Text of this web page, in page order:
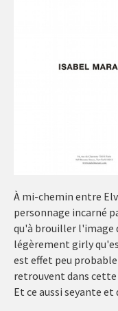
À mi-chemin entre
personnage incarné
qu'à brouiller l'image
légèrement girly
est effet peu
retrouvent dans
Et ce aussi seyante